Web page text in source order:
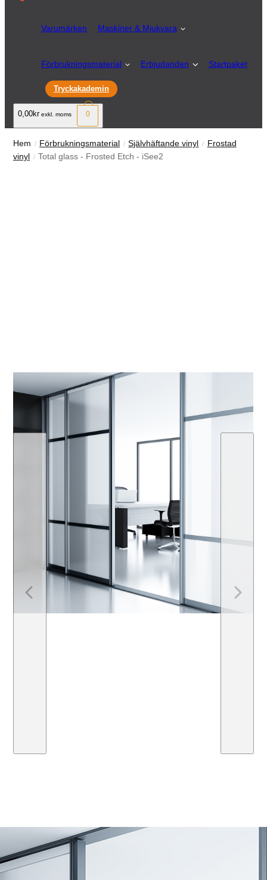
Varumärken Maskiner & Mjukvara
Förbrukningsmaterial Erbjudanden Startpaket
Tryckakademin
0,00krexkl. moms 0
Hem Förbrukningsmaterial Självhäftande vinyl
Frostad
vinyl
Total glass - Frosted Etch - iSee2